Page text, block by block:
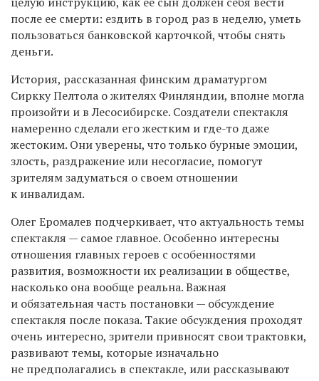
после ее смерти: ездить в город раз в неделю, уметь
пользоваться банковской карточкой, чтобы снять
деньги.
История, рассказанная финским драматургом
Сиркку Пелтола о жителях Финляндии, вполне могла
произойти и в Лесосибирске. Создатели спектакля
намеренно сделали его жестким и где-то даже
жестоким. Они уверены, что только бурные эмоции,
злость, раздражение или несогласие, помогут
зрителям задуматься о своем отношении
к инвалидам.
Олег Еромалев подчеркивает, что актуальность темы
спектакля — самое главное. Особенно интересны
отношения главных героев с особенностями
развития, возможности их реализации в обществе,
насколько она вообще реальна. Важная
и обязательная часть постановки — обсуждение
спектакля после показа. Такие обсуждения проходят
очень интересно, зрители привносят свои трактовки,
развивают темы, которые изначально
не предполагались в спектакле, или рассказывают